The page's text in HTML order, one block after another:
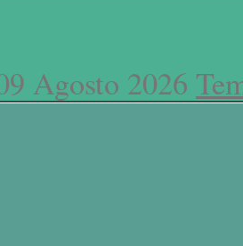
Agosto 2026